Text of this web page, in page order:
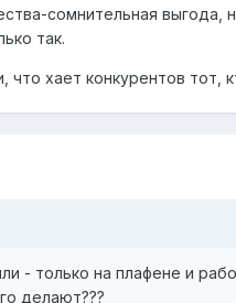
сомнительная
так.
что хает конкурентов
- только на плафене и
делают???